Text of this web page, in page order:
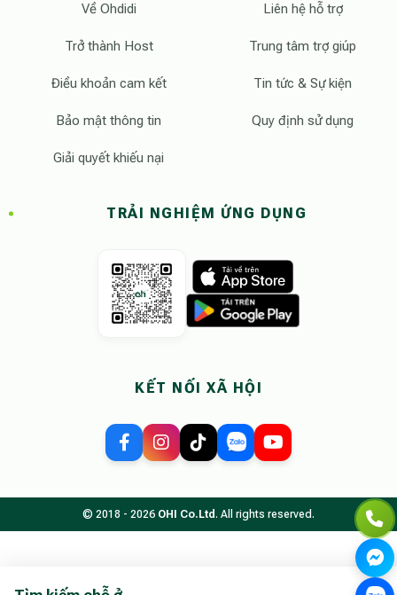
Về Ohdidi
Trở thành Host
Điều khoản cam kết
Bảo mật thông tin
Giải quyết khiếu nại
Liên hệ hỗ trợ
Trung tâm trợ giúp
Tin tức & Sự kiện
Quy định sử dụng
TRẢI NGHIỆM ỨNG DỤNG
KẾT NỐI XÃ HỘI
© 2018 - 2026 OHI Co.Ltd. All rights reserved.